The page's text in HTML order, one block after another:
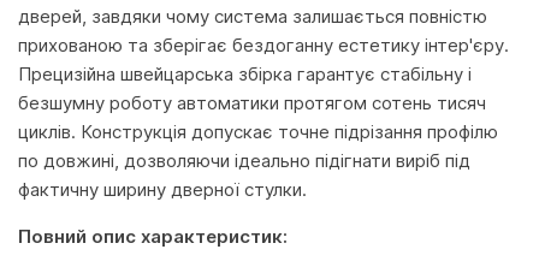
дверей, завдяки чому система залишається повністю
прихованою та зберігає бездоганну естетику інтер'єру.
Прецизійна швейцарська збірка гарантує стабільну і
безшумну роботу автоматики протягом сотень тисяч
циклів. Конструкція допускає точне підрізання профілю
по довжині, дозволяючи ідеально підігнати виріб під
фактичну ширину дверної стулки.
Повний опис характеристик: